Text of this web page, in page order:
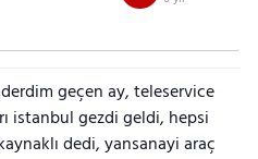
geçen ay, teleservice
istanbul gezdi geldi, hepsi
dedi, yansanayi araç